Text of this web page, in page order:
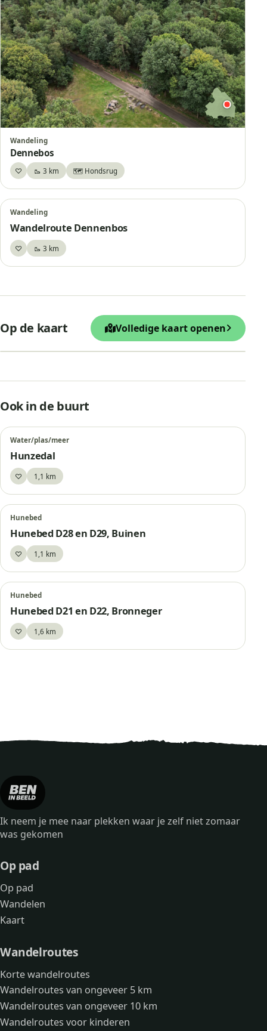
Wandeling
Dennebos
♡Bewaar🥾 3 km 🗺️ Hondsrug
Wandeling
Wandelroute Dennenbos
♡Bewaar🥾 3 km
Op de kaart Volledige kaart openen
Hunebed D27, Borger
−
Ook in de buurt
Water/plas/meer
Hunzedal
♡Bewaar1,1 km
Hunebed
Hunebed D28 en D29, Buinen
♡Bewaar1,1 km
Hunebed
Hunebed D21 en D22, Bronneger
♡Bewaar1,6 km
Ik neem je mee naar plekken waar je zelf niet zomaar
was gekomen
Op pad
Op pad
Wandelen
Kaart
Wandelroutes
Korte wandelroutes
Wandelroutes van ongeveer 5 km
Wandelroutes van ongeveer 10 km
Wandelroutes voor kinderen